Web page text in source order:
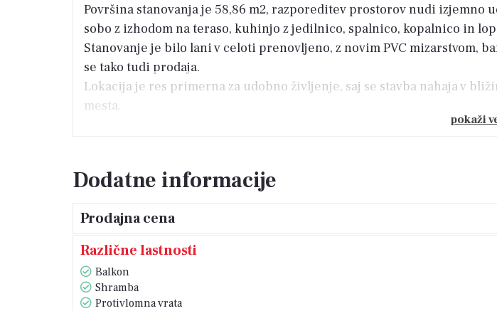
Površina stanovanja je 58,86 m2, razporeditev prostorov nudi
sobo z izhodom na teraso, kuhinjo z jedilnico, spalnico, kopalnico in
Stanovanje je bilo lani v celoti prenovljeno, z novim PVC mizarstvom,
se tako tudi prodaja.
Lokacija je res primerna za udobno življenje, saj se stavba nahaja v
mesta.
pokaži
Dodatne informacije
Prodajna cena
Različne lastnosti
Balkon
Shramba
Protivlomna vrata